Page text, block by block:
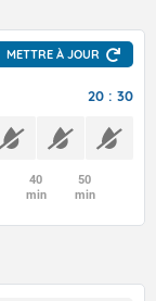
METTRE À JOUR
20 : 30
40
min
50
min